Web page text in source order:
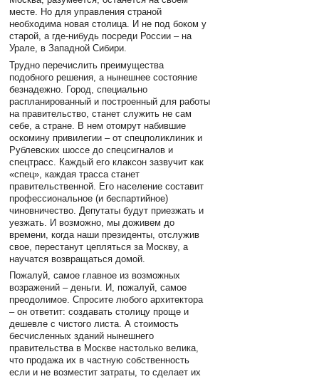
месте. Но для управления страной
необходима новая столица. И не под боком у
старой, а где-нибудь посреди России – на
Урале, в Западной Сибири.
Трудно перечислить преимущества
подобного решения, а нынешнее состояние
безнадежно. Город, специально
распланированный и построенный для работы
на правительство, станет служить не сам
себе, а стране. В нем отомрут набившие
оскомину привилегии – от спецполиклиник и
Рублевских шоссе до спецсигналов и
спецтрасс. Каждый его клаксон зазвучит как
«спец», каждая трасса станет
правительственной. Его население составит
профессиональное (и беспартийное)
чиновничество. Депутаты будут приезжать и
уезжать. И возможно, мы доживем до
времени, когда наши президенты, отслужив
свое, перестанут цепляться за Москву, а
научатся возвращаться домой.
Пожалуй, самое главное из возможных
возражений – деньги. И, пожалуй, самое
преодолимое. Спросите любого архитектора
– он ответит: создавать столицу проще и
дешевле с чистого листа. А стоимость
бесчисленных зданий нынешнего
правительства в Москве настолько велика,
что продажа их в частную собственность
если и не возместит затраты, то сделает их